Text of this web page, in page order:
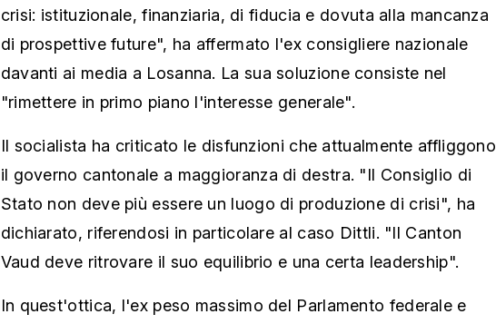
crisi: istituzionale, finanziaria, di fiducia e dovuta alla mancanza
di prospettive future", ha affermato l'ex consigliere nazionale
davanti ai media a Losanna. La sua soluzione consiste nel
"rimettere in primo piano l'interesse generale".
Il socialista ha criticato le disfunzioni che attualmente affliggono
il governo cantonale a maggioranza di destra. "Il Consiglio di
Stato non deve più essere un luogo di produzione di crisi", ha
dichiarato, riferendosi in particolare al caso Dittli. "Il Canton
Vaud deve ritrovare il suo equilibrio e una certa leadership".
In quest'ottica, l'ex peso massimo del Parlamento federale e